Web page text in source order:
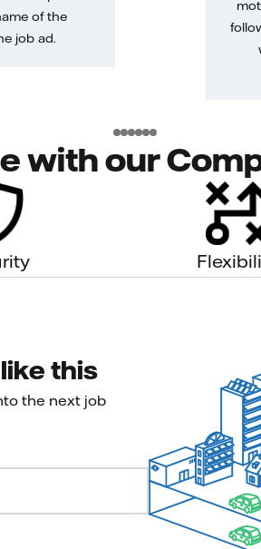
of the
job ad.
with our
this
the next job